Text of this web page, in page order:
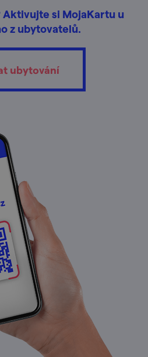
Aktivujte si MojaKartu u
z ubytovatelů.
ubytování